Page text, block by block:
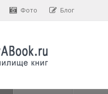
Фото Блог